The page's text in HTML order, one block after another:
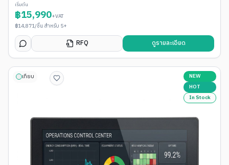
เริ่มต้น
฿15,990+VAT
฿14,871/ชิ้น สำหรับ 5+
RFQ ดูรายละเอียด
เทียบ
NEW
HOT
In Stock